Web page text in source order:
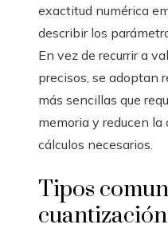
exactitud numérica
describir los
En vez de recurrir a
precisos, se adoptan
más sencillas que
memoria y reducen la
cálculos necesarios.
Tipos
cuantización